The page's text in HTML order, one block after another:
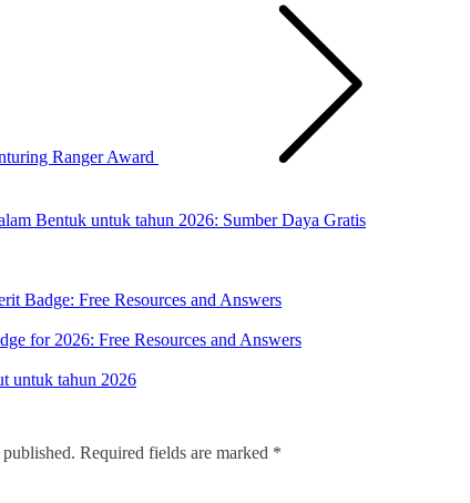
Bentuk untuk tahun 2026: Sumber Daya Gratis
Badge: Free Resources and Answers
for 2026: Free Resources and Answers
untuk tahun 2026
Required fields are marked *